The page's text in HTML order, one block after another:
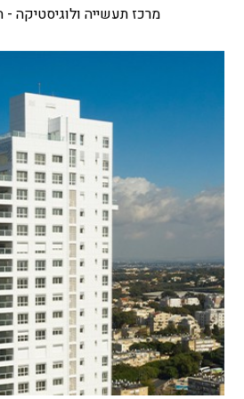
מרכז תעשייה ולוגיסטיקה -